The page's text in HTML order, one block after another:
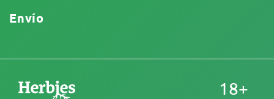
Envío
18+